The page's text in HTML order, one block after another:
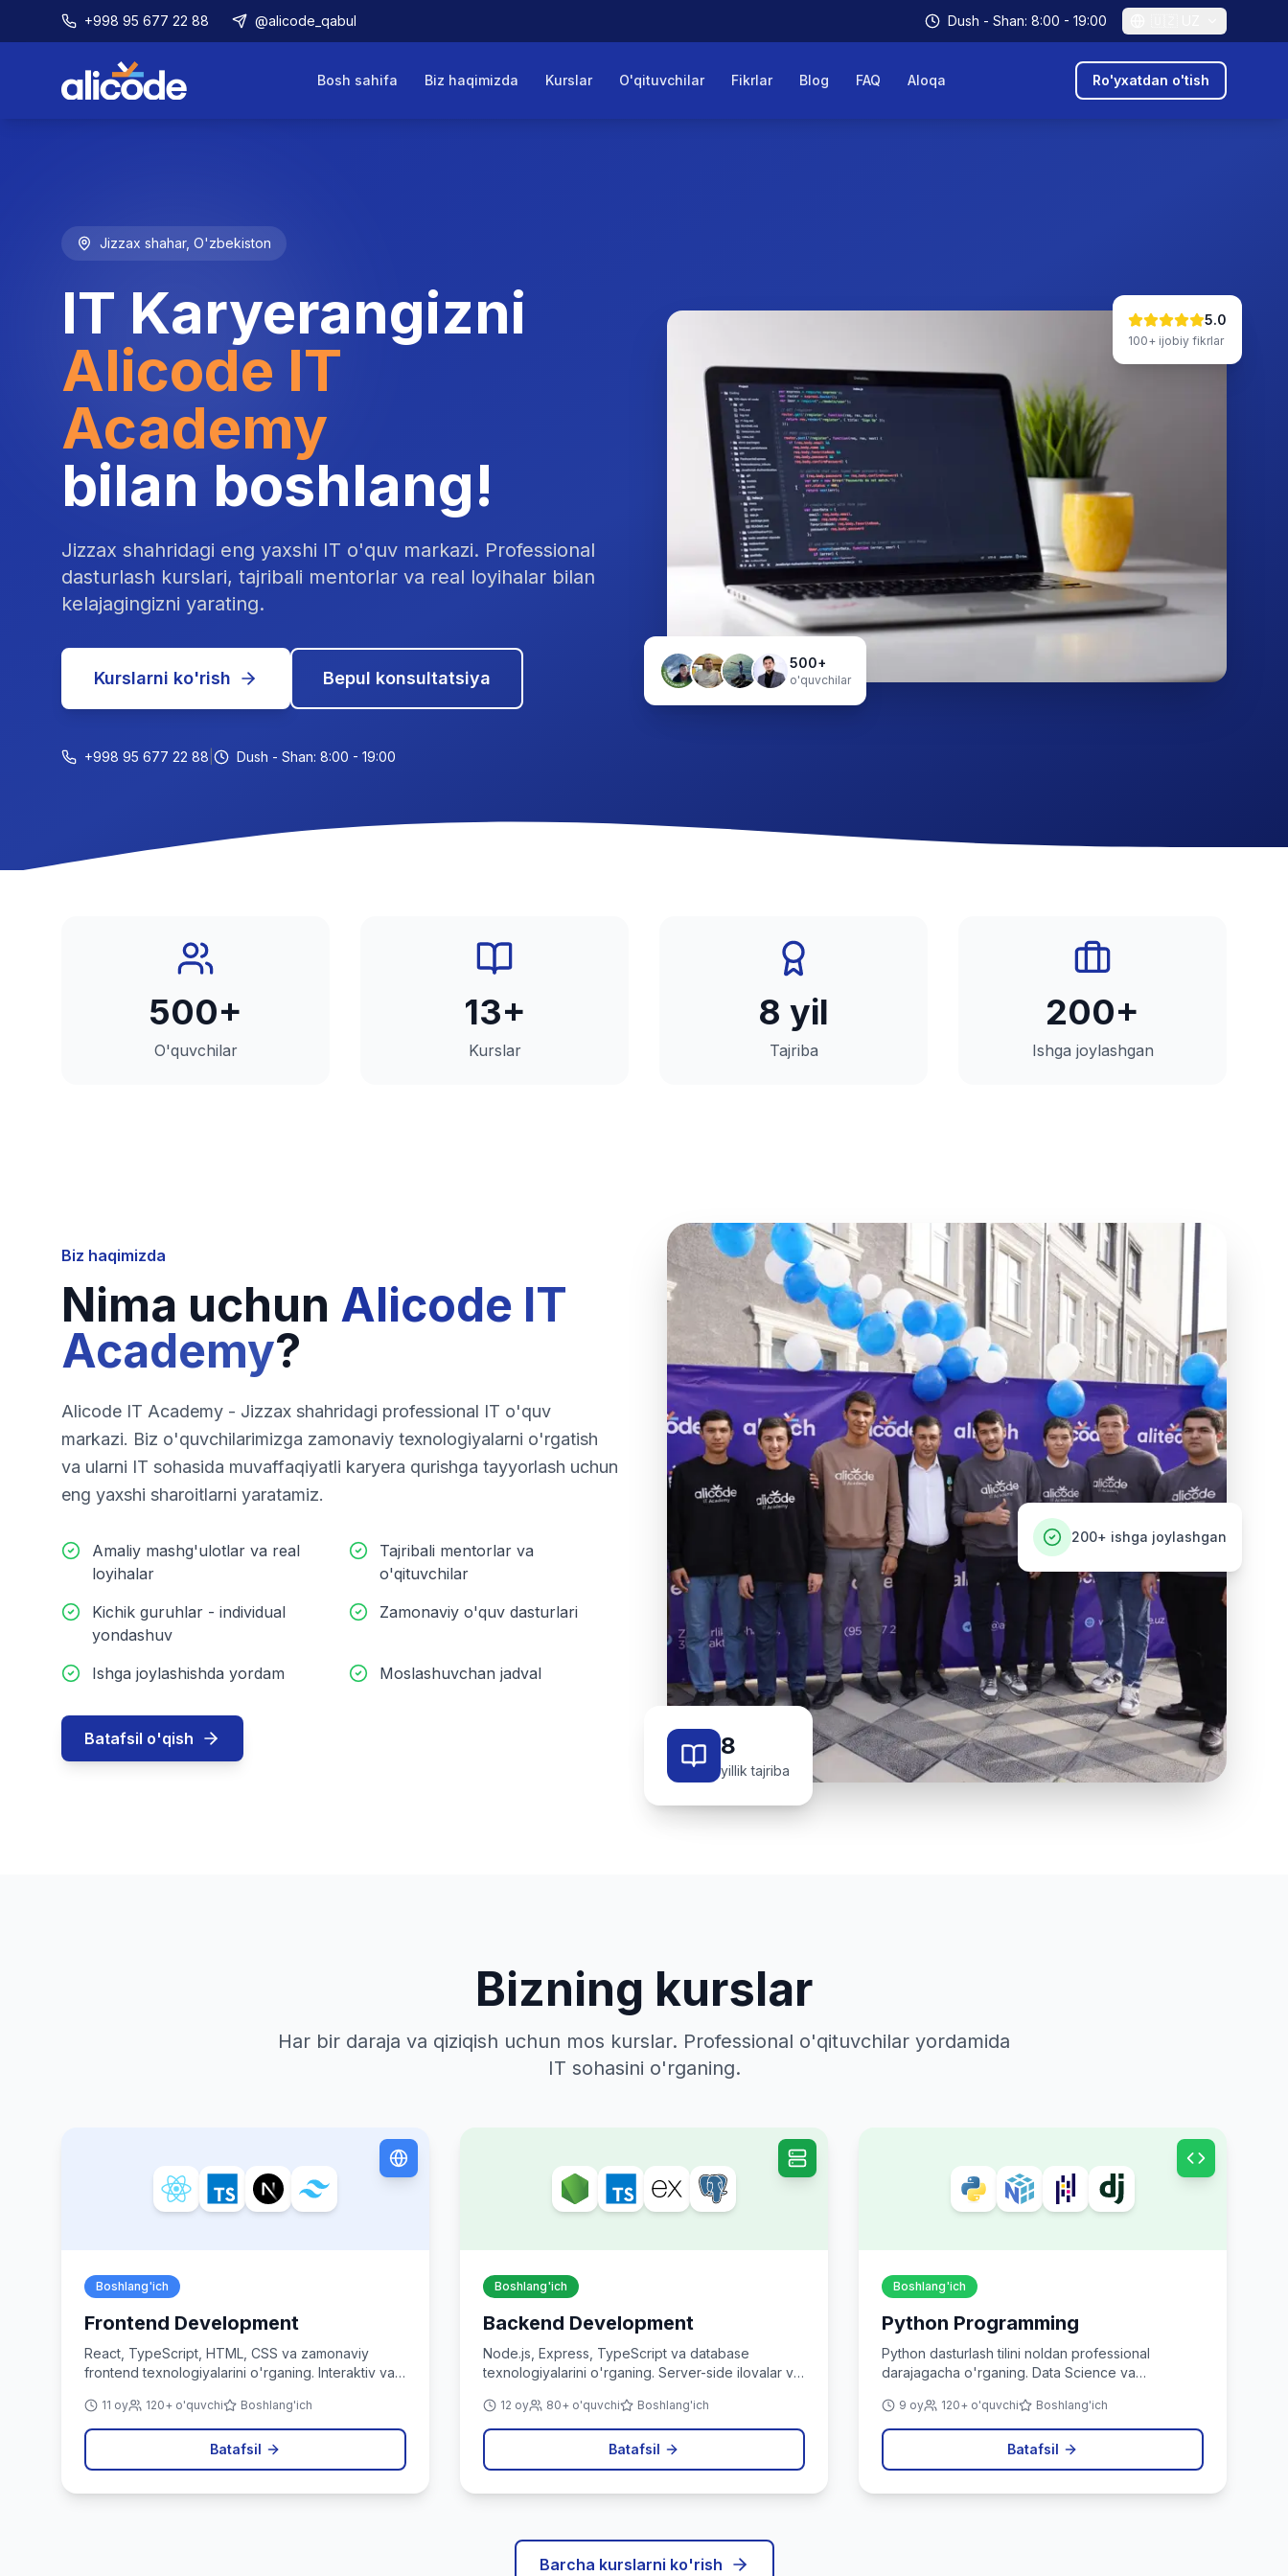
+998 95 677 22 88 @alicode_qabul Dush - Shan: 8:00 - 19:00
Bosh sahifa Biz haqimizda Kurslar O'qituvchilar Fikrlar Blog FAQ Aloqa Ro'yxatdan o'tish
Jizzax shahar, O'zbekiston
IT Karyerangizni
Alicode IT
Academy
bilan boshlang!
Jizzax shahridagi eng yaxshi IT o'quv markazi. Professional
dasturlash kurslari, tajribali mentorlar va real loyihalar bilan
kelajagingizni yarating.
Kurslarni ko'rish Bepul konsultatsiya
+998 95 677 22 88 Dush - Shan: 8:00 - 19:00
500+
o'quvchilar
5.0
100+ ijobiy fikrlar
500+
O'quvchilar
13+
Kurslar
8 yil
Tajriba
200+
Ishga joylashgan
Biz haqimizda
Nima uchun Alicode IT
Academy?
Alicode IT Academy - Jizzax shahridagi professional IT o'quv
markazi. Biz o'quvchilarimizga zamonaviy texnologiyalarni o'rgatish
va ularni IT sohasida muvaffaqiyatli karyera qurishga tayyorlash uchun
eng yaxshi sharoitlarni yaratamiz.
Amaliy mashg'ulotlar va real
loyihalar
Tajribali mentorlar va
o'qituvchilar
Kichik guruhlar - individual
yondashuv
Zamonaviy o'quv dasturlari
Ishga joylashishda yordam Moslashuvchan jadval
Batafsil o'qish 8
yillik tajriba
200+ ishga joylashgan
Bizning kurslar
Har bir daraja va qiziqish uchun mos kurslar. Professional o'qituvchilar yordamida
IT sohasini o'rganing.
Boshlang'ich
Frontend Development
React, TypeScript, HTML, CSS va zamonaviy
frontend texnologiyalarini o'rganing. Interaktiv va
11 oy 120+ o'quvchi Boshlang'ich
Batafsil
Boshlang'ich
Backend Development
Node.js, Express, TypeScript va database
texnologiyalarini o'rganing. Server-side ilovalar va
12 oy 80+ o'quvchi Boshlang'ich
Batafsil
Boshlang'ich
Python Programming
Python dasturlash tilini noldan professional
darajagacha o'rganing. Data Science va
9 oy 120+ o'quvchi Boshlang'ich
Batafsil
Barcha kurslarni ko'rish